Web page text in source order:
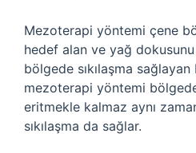
Mezoterapi yöntemi çene
hedef alan ve yağ
bölgede sıkılaşma
mezoterapi yöntemi
eritmekle kalmaz aynı
sıkılaşma da sağlar.